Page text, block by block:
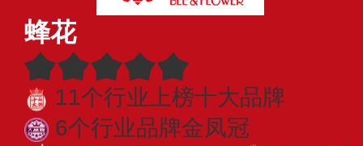
蜂花
11个行业上榜十大品牌
6个行业品牌金凤冠